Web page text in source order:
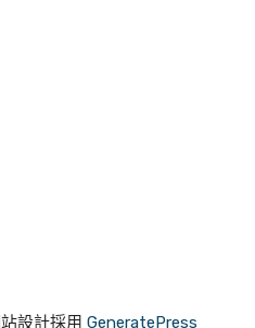
設計採用 GeneratePress